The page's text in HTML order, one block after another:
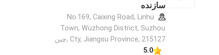
سازنده
No.169, Caixing Road, Linhu
Town, Wuzhong District, Suzhou
Cty, Jiangsu Province, 215127 ,چین
5.0